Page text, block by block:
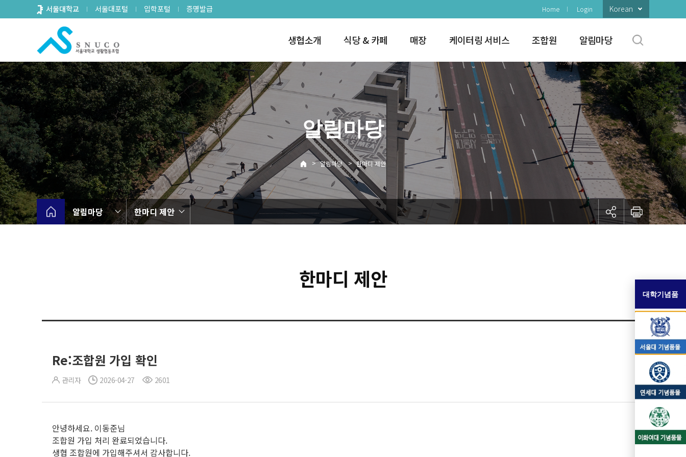
로
뉴
서울대학교 서울대포털 입학포털 증명발급 Home Login Korean
생협소개 식당 & 카페 매장 케이터링 서비스 조합원 알림마당
알림마당
> 알림마당 > 한마디 제안
알림마당 한마디 제안
한마디 제안
Re:조합원 가입 확인
관리자 2026-04-27 2601
안녕하세요. 이동준님
조합원 가입 처리 완료되었습니다.
생협 조합원에 가입해주셔서 감사합니다.
대학기념품